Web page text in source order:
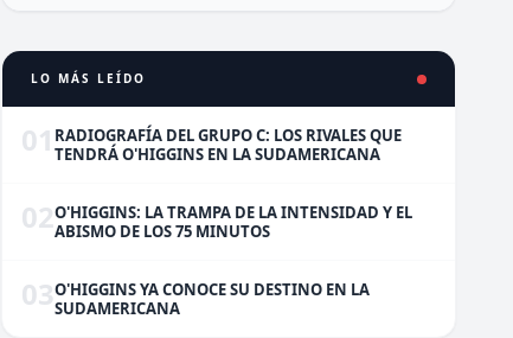
LO MÁS LEÍDO
01 RADIOGRAFÍA DEL GRUPO C: LOS RIVALES QUE
TENDRÁ O'HIGGINS EN LA SUDAMERICANA
02O'HIGGINS: LA TRAMPA DE LA INTENSIDAD Y EL
ABISMO DE LOS 75 MINUTOS
03O'HIGGINS YA CONOCE SU DESTINO EN LA
SUDAMERICANA